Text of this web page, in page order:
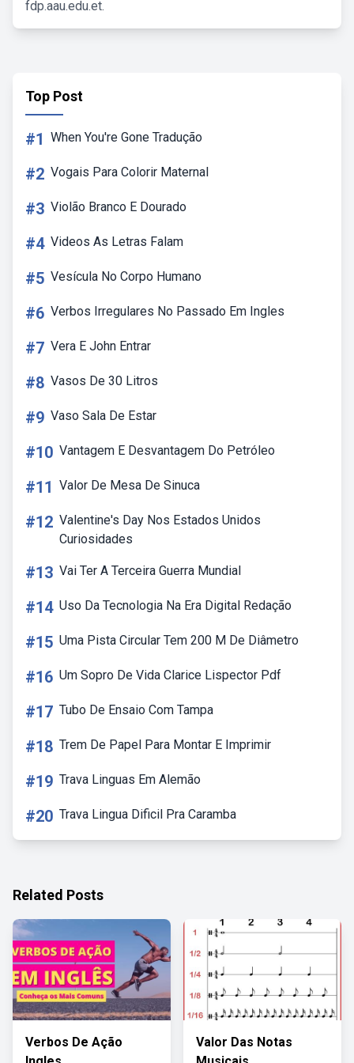
fdp.aau.edu.et.
Top Post
#1 When You're Gone Tradução
#2 Vogais Para Colorir Maternal
#3 Violão Branco E Dourado
#4 Videos As Letras Falam
#5 Vesícula No Corpo Humano
#6 Verbos Irregulares No Passado Em Ingles
#7 Vera E John Entrar
#8 Vasos De 30 Litros
#9 Vaso Sala De Estar
#10 Vantagem E Desvantagem Do Petróleo
#11 Valor De Mesa De Sinuca
#12 Valentine's Day Nos Estados Unidos
Curiosidades
#13 Vai Ter A Terceira Guerra Mundial
#14 Uso Da Tecnologia Na Era Digital Redação
#15 Uma Pista Circular Tem 200 M De Diâmetro
#16 Um Sopro De Vida Clarice Lispector Pdf
#17 Tubo De Ensaio Com Tampa
#18 Trem De Papel Para Montar E Imprimir
#19 Trava Linguas Em Alemão
#20 Trava Lingua Dificil Pra Caramba
Related Posts
Verbos De Ação
Valor Das Notas